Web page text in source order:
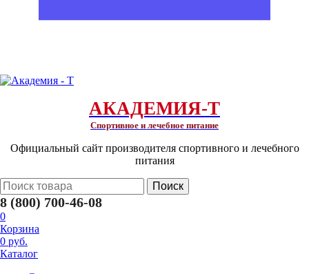
АКАДЕМИЯ-Т
Спортивное и лечебное питание
Официальный сайт производителя спортивного и лечебного
питания
Поиск
8 (800) 700-46-08
0
Корзина
0 руб.
Каталог